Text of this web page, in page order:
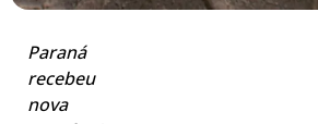
Paraná
recebeu
nova